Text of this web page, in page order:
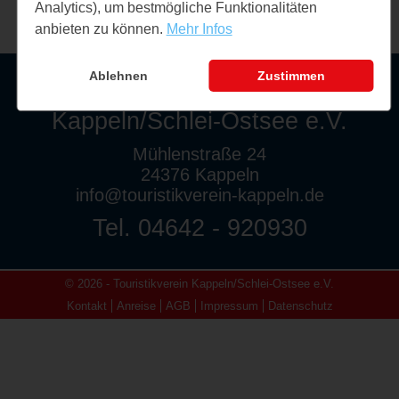
Touristikverein
Kappeln/Schlei-Ostsee e.V.
Mühlenstraße 24
24376 Kappeln
info@touristikverein-kappeln.de
Tel. 04642 - 920930
© 2026 - Touristikverein Kappeln/Schlei-Ostsee e.V.
Kontakt
Anreise AGB Impressum Datenschutz
Analytics), um bestmögliche Funktionalitäten
anbieten zu können. Mehr Infos
Ablehnen Zustimmen